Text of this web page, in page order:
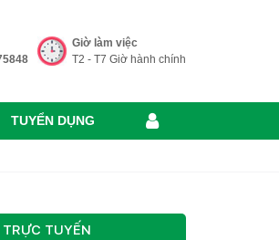
Giờ làm việc
T2 - T7 Giờ hành chính
TUYỂN DỤNG
TUYẾN